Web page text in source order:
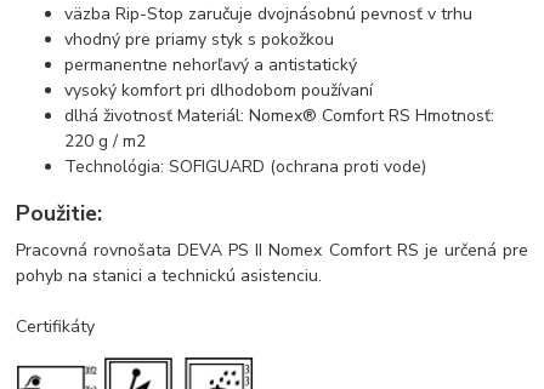
väzba Rip-Stop zaručuje dvojnásobnú pevnosť v trhu
vhodný pre priamy styk s pokožkou
permanentne nehorľavý a antistatický
vysoký komfort pri dlhodobom používaní
dlhá životnosť Materiál: Nomex® Comfort RS Hmotnosť:
220 g / m2
Technológia: SOFIGUARD (ochrana proti vode)
Použitie:
Pracovná rovnošata DEVA PS II Nomex Comfort RS je určená pre
pohyb na stanici a technickú asistenciu.
Certifikáty